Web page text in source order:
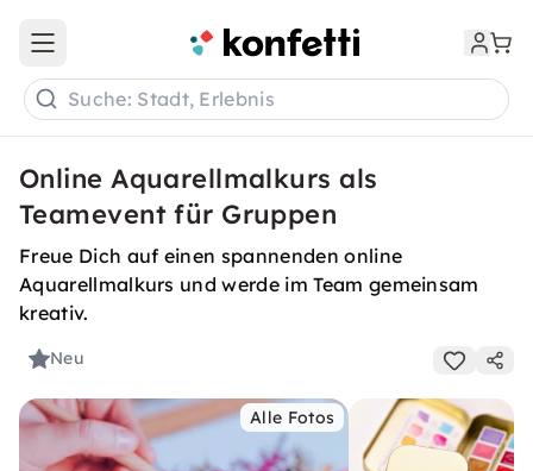
Open main menu
Suche: Stadt, Erlebnis
Online Aquarellmalkurs als
Teamevent für Gruppen
Freue Dich auf einen spannenden online
Aquarellmalkurs und werde im Team gemeinsam
kreativ.
Neu
Alle Fotos